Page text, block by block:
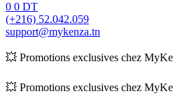
0 0 DT
(+216) 52.042.059
support@mykenza.tn
💥 Promotions exclusives chez
💥 Promotions exclusives chez